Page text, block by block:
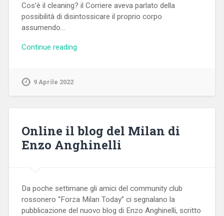
Cos’è il cleaning? il Corriere aveva parlato della
possibilità di disintossicare il proprio corpo
assumendo…
Continue reading
9 Aprile 2022
Online il blog del Milan di
Enzo Anghinelli
Da poche settimane gli amici del community club
rossonero “Forza Milan Today” ci segnalano la
pubblicazione del nuovo blog di Enzo Anghinelli, scritto